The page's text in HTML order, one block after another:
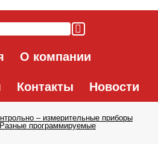
О компании
Контакты Новости
– измерительные приборы
Разные программируемые